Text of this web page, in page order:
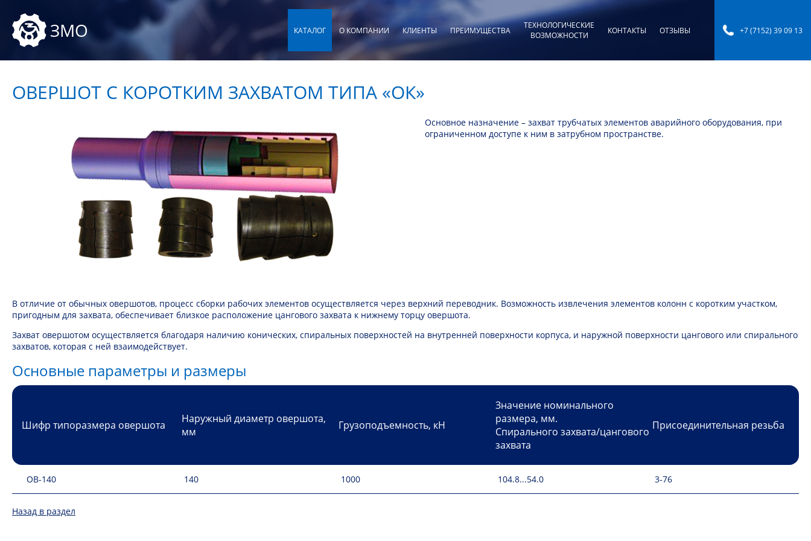
ЗМО КАТАЛОГ О КОМПАНИИ КЛИЕНТЫ ПРЕИМУЩЕСТВА
ТЕХНОЛОГИЧЕСКИЕ
ВОЗМОЖНОСТИ
КОНТАКТЫ ОТЗЫВЫ +7 (7152) 39 09 13
ОВЕРШОТ С КОРОТКИМ ЗАХВАТОМ ТИПА «ОК»
Основное назначение – захват трубчатых элементов аварийного оборудования, при
ограниченном доступе к ним в затрубном пространстве.
В отличие от обычных овершотов, процесс сборки рабочих элементов осуществляется через верхний переводник. Возможность извлечения элементов колонн с коротким участком,
пригодным для захвата, обеспечивает близкое расположение цангового захвата к нижнему торцу овершота.
Захват овершотом осуществляется благодаря наличию конических, спиральных поверхностей на внутренней поверхности корпуса, и наружной поверхности цангового или спирального
захватов, которая с ней взаимодействует.
Основные параметры и размеры
Шифр типоразмера овершота
Наружный диаметр овершота,
мм
Грузоподъемность, кН
Значение номинального
размера, мм.
Спирального захвата/цангового
захвата
Присоединительная резьба
ОВ-140 140 1000 104.8...54.0 3-76
Назад в раздел